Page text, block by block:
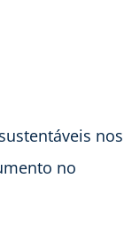
nos
no